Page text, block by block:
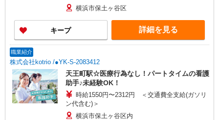
横浜市保土ヶ谷区
キープ 詳細を見る
職業紹介
株式会社kotrio /●YK-S-2083412
天王町駅☆医療行為なし！パートタイムの看護
助手♪未経験OK！
時給1550円〜2312円 ＜交通費全支給(ガソリ
ン代含む)＞
横浜市保土ヶ谷区内